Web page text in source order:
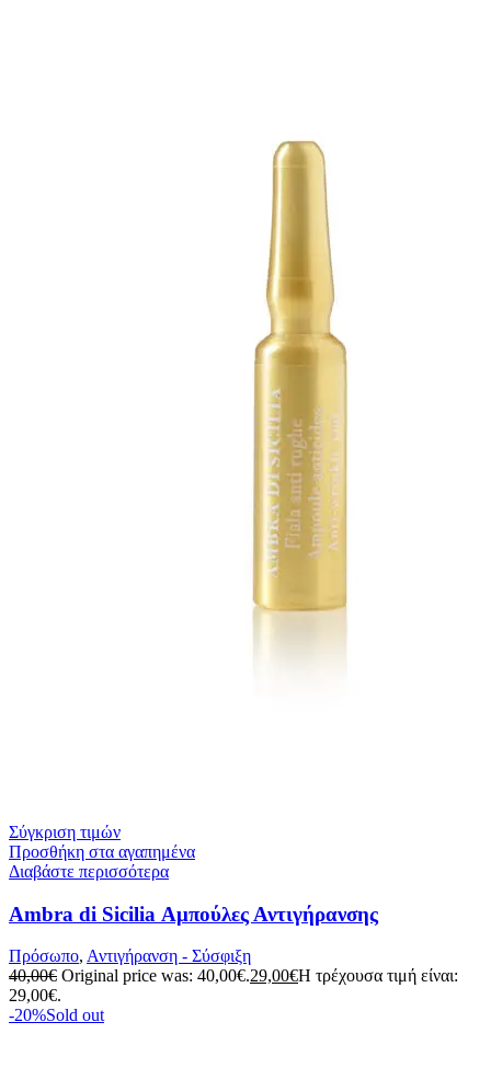
Σύγκριση τιμών
Προσθήκη στα αγαπημένα
Διαβάστε περισσότερα
Ambra di Sicilia Αμπούλες Αντιγήρανσης
Πρόσωπο, Αντιγήρανση - Σύσφιξη
40,00€ Original price was: 40,00€.29,00€Η τρέχουσα τιμή είναι:
29,00€.
-20%Sold out